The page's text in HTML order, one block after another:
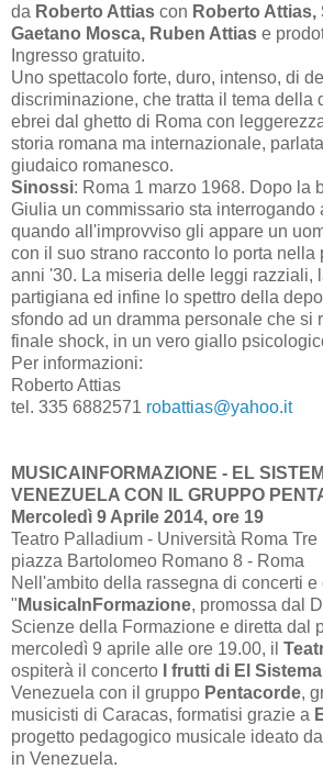
da Roberto Attias con Roberto
Gaetano Mosca, Ruben Attias e
Ingresso gratuito.
Uno spettacolo forte, duro, intenso, di
discriminazione, che tratta il tema della
ebrei dal ghetto di Roma con
storia romana ma internazionale,
giudaico romanesco.
Sinossi: Roma 1 marzo 1968. Dopo la
Giulia un commissario sta interrogando
quando all'improvviso gli appare un
con il suo strano racconto lo porta nella
anni '30. La miseria delle leggi razziali,
partigiana ed infine lo spettro della
sfondo ad un dramma personale che si
finale shock, in un vero giallo
Per informazioni:
Roberto Attias
tel. 335 6882571 robattias@yahoo.it
MUSICAINFORMAZIONE - EL
VENEZUELA CON IL GRUPPO
Mercoledì 9 Aprile 2014, ore 19
Teatro Palladium - Università Roma Tre
piazza Bartolomeo Romano 8 - Roma
Nell'ambito della rassegna di concerti
" MusicaInFormazione, promossa dal
Scienze della Formazione e diretta dal
mercoledì 9 aprile alle ore 19.00, il
ospiterà il concerto
I frutti di El Sistema
Venezuela con il gruppo Pentacorde,
musicisti di Caracas, formatisi grazie a
progetto pedagogico musicale ideato
in Venezuela.